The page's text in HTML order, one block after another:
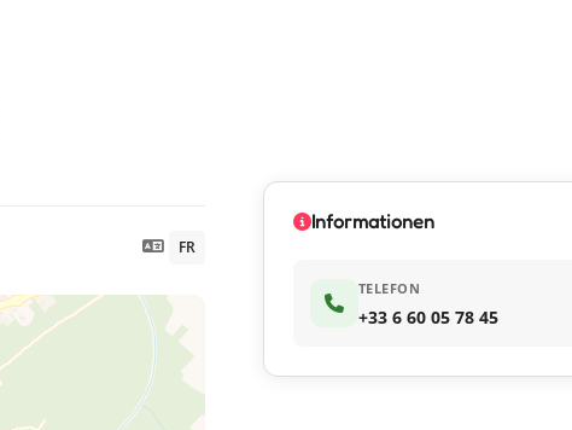
FR
Informationen
TELEFON
+33 6 60 05 78 45